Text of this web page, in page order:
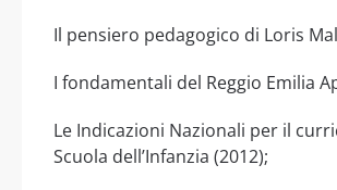
Il pensiero pedagogico di Loris
I fondamentali del Reggio Emilia
Le Indicazioni Nazionali per il
Scuola dell’Infanzia (2012);